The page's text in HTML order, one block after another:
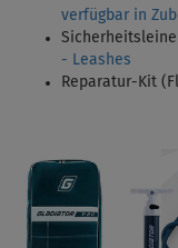
verfügbar in
- Leashes
Reparatur-Kit